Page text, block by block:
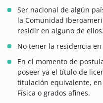
Ser nacional de algún
la Comunidad
residir en alguno de ellos.
No tener la residencia en
En el momento de
poseer ya el título de
titulación equivalente,
Física o grados afines.